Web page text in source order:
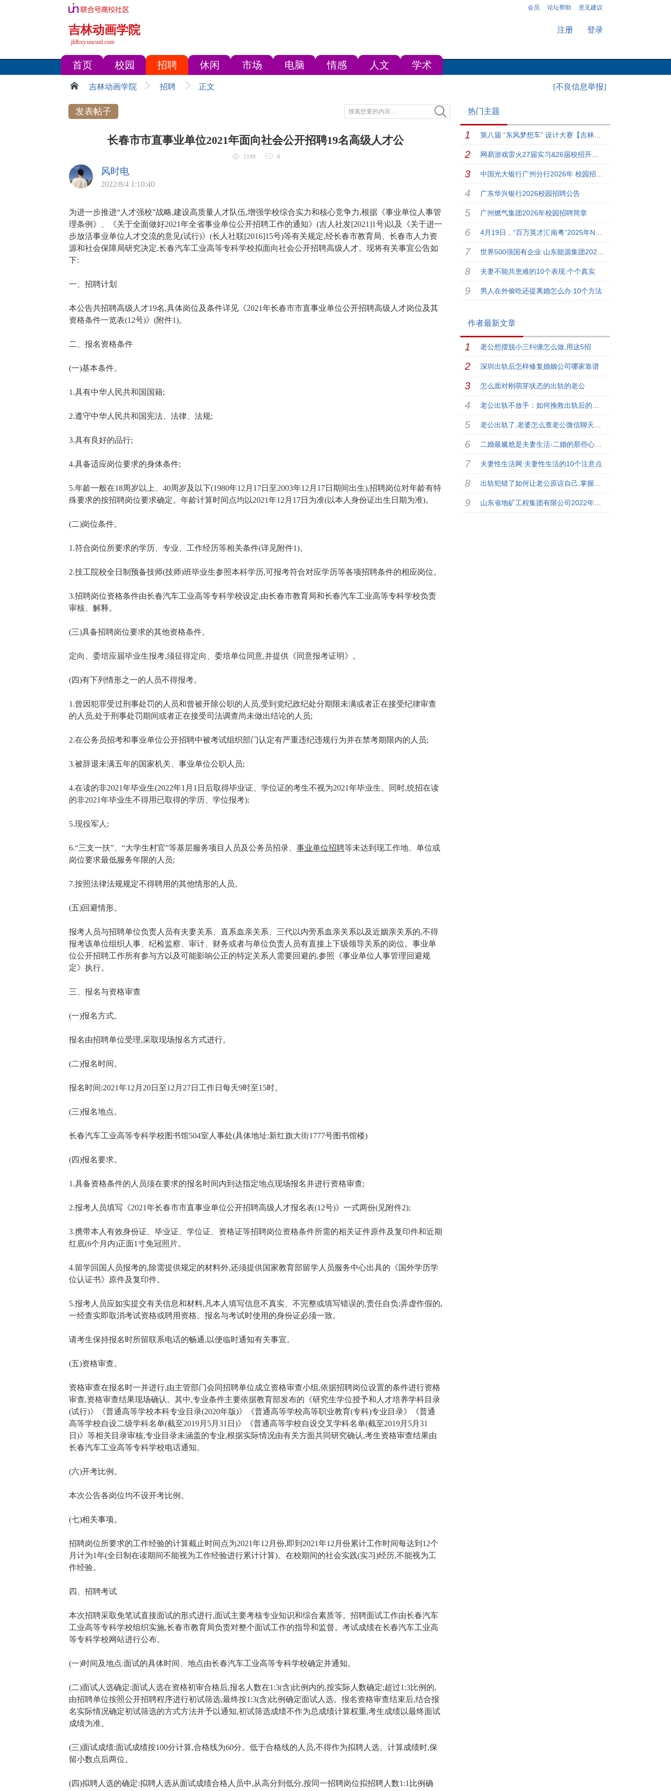
会员 论坛帮助 意见建议
吉林动画学院
jldhxy.uncuid.com
注册 登录
首页 校园 招聘 休闲 市场 电脑 情感 人文 学术
吉林动画学院 招聘 正文 [不良信息举报]
发表帖子
长春市市直事业单位2021年面向社会公开招聘19名高级人才公
2199 0
风时电
2022/8/4 1:10:40
为进一步推进“人才强校”战略,建设高质量人才队伍,增强学校综合实力和核心竞争力,根据《事业单位人事管
理条例》、《关于全面做好2021年全省事业单位公开招聘工作的通知》(吉人社发[2021]1号)以及《关于进一
步放活事业单位人才交流的意见(试行)》(长人社联[2016]15号)等有关规定,经长春市教育局、长春市人力资
源和社会保障局研究决定,长春汽车工业高等专科学校拟面向社会公开招聘高级人才。现将有关事宜公告如
下:
一、招聘计划
本公告共招聘高级人才19名,具体岗位及条件详见《2021年长春市市直事业单位公开招聘高级人才岗位及其
资格条件一览表(12号)》(附件1)。
二、报名资格条件
(一)基本条件。
1.具有中华人民共和国国籍;
2.遵守中华人民共和国宪法、法律、法规;
3.具有良好的品行;
4.具备适应岗位要求的身体条件;
5.年龄一般在18周岁以上、40周岁及以下(1980年12月17日至2003年12月17日期间出生),招聘岗位对年龄有特
殊要求的按招聘岗位要求确定。年龄计算时间点均以2021年12月17日为准(以本人身份证出生日期为准)。
(二)岗位条件。
1.符合岗位所要求的学历、专业、工作经历等相关条件(详见附件1)。
2.技工院校全日制预备技师(技师)班毕业生参照本科学历,可报考符合对应学历等各项招聘条件的相应岗位。
3.招聘岗位资格条件由长春汽车工业高等专科学校设定,由长春市教育局和长春汽车工业高等专科学校负责
审核、解释。
(三)具备招聘岗位要求的其他资格条件。
定向、委培应届毕业生报考,须征得定向、委培单位同意,并提供《同意报考证明》。
(四)有下列情形之一的人员不得报考。
1.曾因犯罪受过刑事处罚的人员和曾被开除公职的人员,受到党纪政纪处分期限未满或者正在接受纪律审查
的人员,处于刑事处罚期间或者正在接受司法调查尚未做出结论的人员;
2.在公务员招考和事业单位公开招聘中被考试组织部门认定有严重违纪违规行为并在禁考期限内的人员;
3.被辞退未满五年的国家机关、事业单位公职人员;
4.在读的非2021年毕业生(2022年1月1日后取得毕业证、学位证的考生不视为2021年毕业生。同时,统招在读
的非2021年毕业生不得用已取得的学历、学位报考);
5.现役军人;
6.“三支一扶”、“大学生村官”等基层服务项目人员及公务员招录、 事业单位招聘等未达到现工作地、单位或
岗位要求最低服务年限的人员;
7.按照法律法规规定不得聘用的其他情形的人员。
(五)回避情形。
报考人员与招聘单位负责人员有夫妻关系、直系血亲关系、三代以内旁系血亲关系以及近姻亲关系的,不得
报考该单位组织人事、纪检监察、审计、财务或者与单位负责人员有直接上下级领导关系的岗位。事业单
位公开招聘工作所有参与方以及可能影响公正的特定关系人需要回避的,参照《事业单位人事管理回避规
定》执行。
三、报名与资格审查
(一)报名方式。
报名由招聘单位受理,采取现场报名方式进行。
(二)报名时间。
报名时间:2021年12月20日至12月27日工作日每天9时至15时。
(三)报名地点。
长春汽车工业高等专科学校图书馆504室人事处(具体地址:新红旗大街1777号图书馆楼)
(四)报名要求。
1.具备资格条件的人员须在要求的报名时间内到达指定地点现场报名并进行资格审查;
2.报考人员填写《2021年长春市市直事业单位公开招聘高级人才报名表(12号)》一式两份(见附件2);
3.携带本人有效身份证、毕业证、学位证、资格证等招聘岗位资格条件所需的相关证件原件及复印件和近期
红底(6个月内)正面1寸免冠照片。
4.留学回国人员报考的,除需提供规定的材料外,还须提供国家教育部留学人员服务中心出具的《国外学历学
位认证书》原件及复印件。
5.报考人员应如实提交有关信息和材料,凡本人填写信息不真实、不完整或填写错误的,责任自负;弄虚作假的,
一经查实即取消考试资格或聘用资格。报名与考试时使用的身份证必须一致。
请考生保持报名时所留联系电话的畅通,以便临时通知有关事宜。
(五)资格审查。
资格审查在报名时一并进行,由主管部门会同招聘单位成立资格审查小组,依据招聘岗位设置的条件进行资格
审查,资格审查结果现场确认。其中,专业条件主要依据教育部发布的《研究生学位授予和人才培养学科目录
(试行)》《普通高等学校本科专业目录(2020年版)》《普通高等学校高等职业教育(专科)专业目录》《普通
高等学校自设二级学科名单(截至2019月5月31日)》《普通高等学校自设交叉学科名单(截至2019月5月31
日)》等相关目录审核,专业目录未涵盖的专业,根据实际情况由有关方面共同研究确认,考生资格审查结果由
长春汽车工业高等专科学校电话通知。
(六)开考比例。
本次公告各岗位均不设开考比例。
(七)相关事项。
招聘岗位所要求的工作经验的计算截止时间点为2021年12月份,即到2021年12月份累计工作时间每达到12个
月计为1年(全日制在读期间不能视为工作经验进行累计计算)。在校期间的社会实践(实习)经历,不能视为工
作经验。
四、招聘考试
本次招聘采取免笔试直接面试的形式进行,面试主要考核专业知识和综合素质等。招聘面试工作由长春汽车
工业高等专科学校组织实施,长春市教育局负责对整个面试工作的指导和监督。考试成绩在长春汽车工业高
等专科学校网站进行公布。
(一)时间及地点:面试的具体时间、地点由长春汽车工业高等专科学校确定并通知。
(二)面试人选确定:面试人选在资格初审合格后,报名人数在1:3(含)比例内的,按实际人数确定;超过1:3比例的,
由招聘单位按照公开招聘程序进行初试筛选,最终按1:3(含)比例确定面试人选。报名资格审查结束后,结合报
名实际情况确定初试筛选的方式方法并予以通知,初试筛选成绩不作为总成绩计算权重,考生成绩以最终面试
成绩为准。
(三)面试成绩:面试成绩按100分计算,合格线为60分。低于合格线的人员,不得作为拟聘人选。计算成绩时,保
留小数点后两位。
(四)拟聘人选的确定:拟聘人选从面试成绩合格人员中,从高分到低分,按同一招聘岗位拟招聘人数1:1比例确
热门主题
广东华兴银行2026校园招聘公告
广州燃气集团2026年校园招聘简章
夫妻不能共患难的10个表现:个个真实
男人在外偷吃还提离婚怎么办:10个方法
作者最新文章
老公想摆脱小三纠缠怎么做,用这5招
深圳出轨后怎样修复婚姻公司哪家靠谱
怎么面对刚萌芽状态的出轨的老公
夫妻性生活网:夫妻性生活的10个注意点